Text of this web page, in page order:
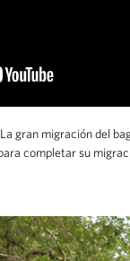
La gran migración del
completar su